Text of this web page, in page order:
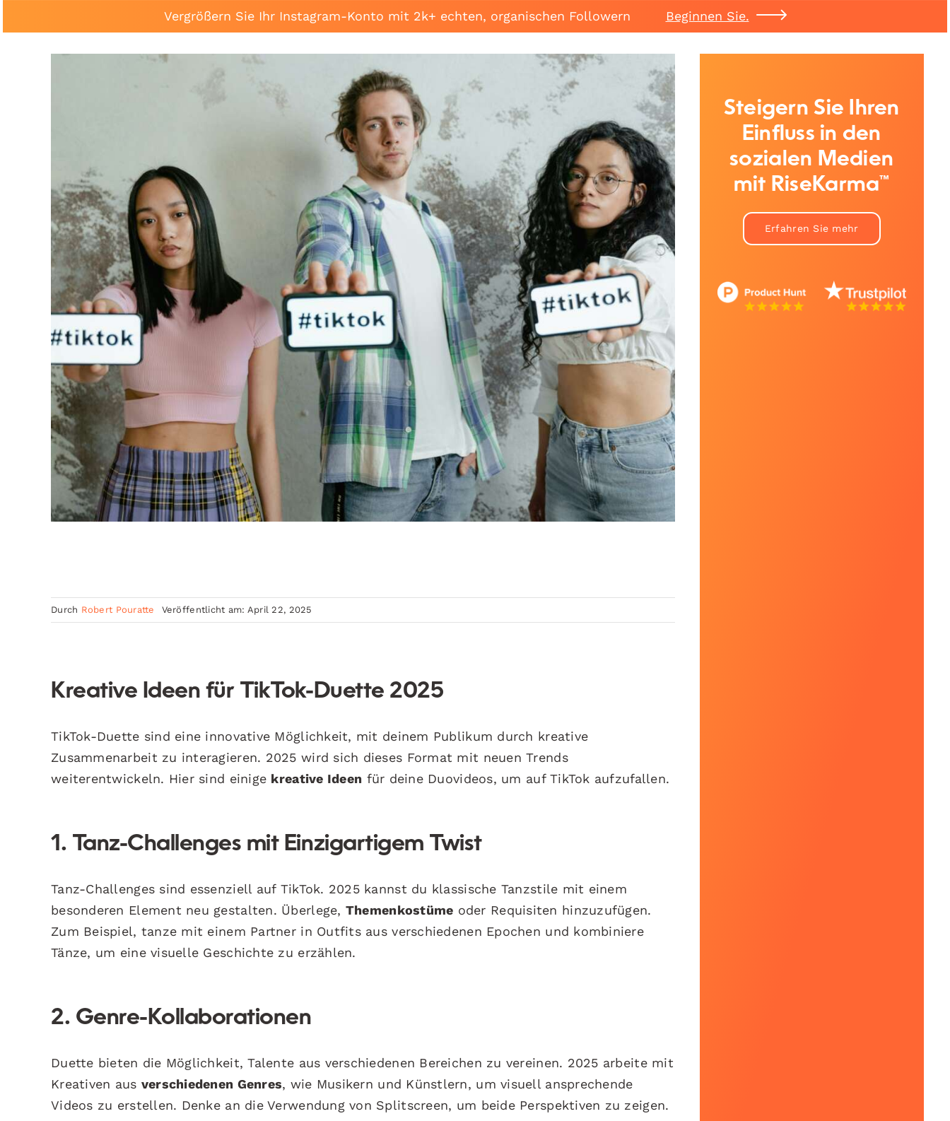
Vergrößern Sie Ihr Instagram-Konto mit 2k+ echten, organischen Followern Beginnen Sie.
Durch Robert Pouratte Veröffentlicht am: April 22, 2025
Kreative Ideen für TikTok-Duette 2025
TikTok-Duette sind eine innovative Möglichkeit, mit deinem Publikum durch kreative
Zusammenarbeit zu interagieren. 2025 wird sich dieses Format mit neuen Trends
weiterentwickeln. Hier sind einige kreative Ideen für deine Duovideos, um auf TikTok aufzufallen.
1. Tanz-Challenges mit Einzigartigem Twist
Tanz-Challenges sind essenziell auf TikTok. 2025 kannst du klassische Tanzstile mit einem
besonderen Element neu gestalten. Überlege, Themenkostüme oder Requisiten hinzuzufügen.
Zum Beispiel, tanze mit einem Partner in Outfits aus verschiedenen Epochen und kombiniere
Tänze, um eine visuelle Geschichte zu erzählen.
2. Genre-Kollaborationen
Duette bieten die Möglichkeit, Talente aus verschiedenen Bereichen zu vereinen. 2025 arbeite mit
Kreativen aus verschiedenen Genres, wie Musikern und Künstlern, um visuell ansprechende
Videos zu erstellen. Denke an die Verwendung von Splitscreen, um beide Perspektiven zu zeigen.
Steigern Sie Ihren
Einfluss in den
sozialen Medien
mit RiseKarma™
Erfahren Sie mehr